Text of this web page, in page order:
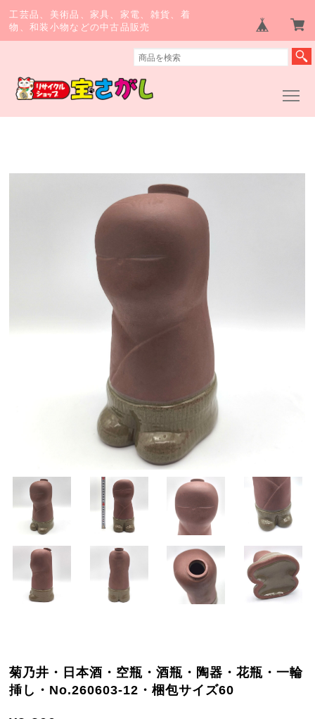
工芸品、美術品、家具、家電、雑貨、着
物、和装小物などの中古品販売
菊乃井・日本酒・空瓶・酒瓶・陶器・花瓶・一輪
挿し・No.260603-12・梱包サイズ60